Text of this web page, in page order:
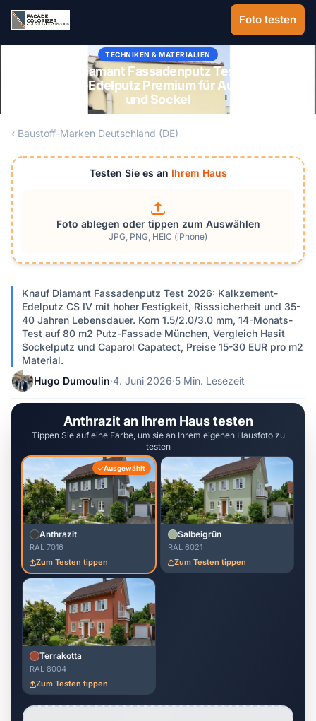
Zum Hauptinhalt springen
Foto testen
TECHNIKEN & MATERIALIEN
Knauf Diamant Fassadenputz Test 2026:
Kalkzement-Edelputz Premium für Außenfassade
und Sockel
‹ Baustoff-Marken Deutschland (DE)
Testen Sie es an Ihrem Haus
Foto ablegen oder tippen zum Auswählen
JPG, PNG, HEIC (iPhone)
Knauf Diamant Fassadenputz Test 2026: Kalkzement-
Edelputz CS IV mit hoher Festigkeit, Risssicherheit und 35-
40 Jahren Lebensdauer. Korn 1.5/2.0/3.0 mm, 14-Monats-
Test auf 80 m2 Putz-Fassade München, Vergleich Hasit
Sockelputz und Caparol Capatect, Preise 15-30 EUR pro m2
Material.
Hugo Dumoulin·4. Juni 2026·5 Min. Lesezeit
Anthrazit an Ihrem Haus testen
Tippen Sie auf eine Farbe, um sie an Ihrem eigenen Hausfoto zu
testen
Ausgewählt
Anthrazit
RAL 7016
Zum Testen tippen
Salbeigrün
RAL 6021
Zum Testen tippen
Terrakotta
RAL 8004
Zum Testen tippen